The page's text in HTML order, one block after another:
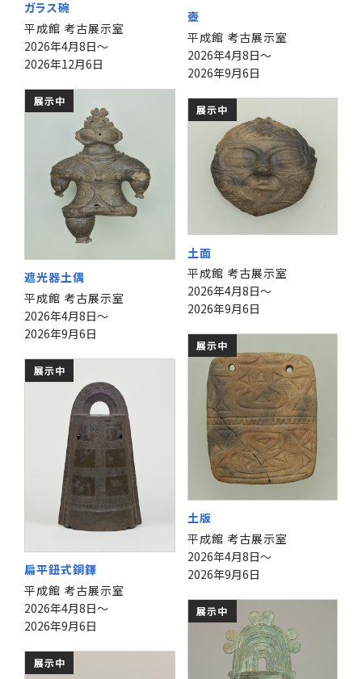
ガラス碗
平成館 考古展示室
2026年4月8日～
2026年12月6日
壺
平成館 考古展示室
2026年4月8日～
2026年9月6日
展示中
遮光器土偶
平成館 考古展示室
2026年4月8日～
2026年9月6日
展示中
土面
平成館 考古展示室
2026年4月8日～
2026年9月6日
展示中
土版
平成館 考古展示室
2026年4月8日～
2026年9月6日
展示中
扁平鈕式銅鐸
平成館 考古展示室
2026年4月8日～
2026年9月6日
展示中
展示中